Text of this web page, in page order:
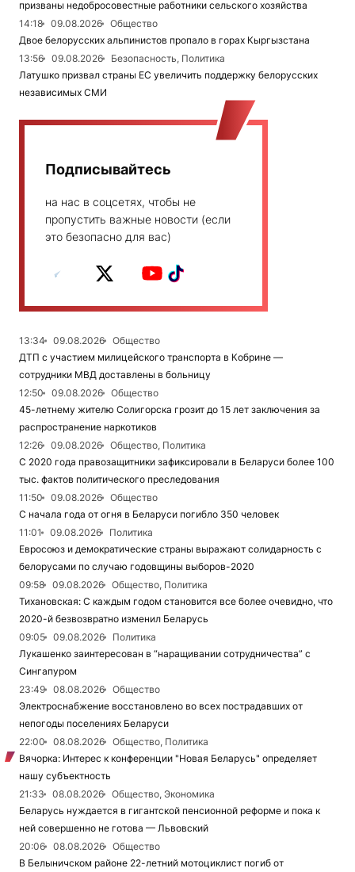
призваны недобросовестные работники сельского хозяйства
14:18
09.08.2026
Общество
Двое белорусских альпинистов пропало в горах Кыргызстана
13:56
09.08.2026
Безопасность, Политика
Латушко призвал страны ЕС увеличить поддержку белорусских
независимых СМИ
Подписывайтесь
на нас в соцсетях, чтобы не
пропустить важные новости (если
это безопасно для вас)
13:34 09.08.2026
Общество
ДТП с участием милицейского транспорта в Кобрине —
сотрудники МВД доставлены в больницу
12:50
09.08.2026
Общество
45-летнему жителю Солигорска грозит до 15 лет заключения за
распространение наркотиков
12:26
09.08.2026
Общество, Политика
С 2020 года правозащитники зафиксировали в Беларуси более 100
тыс. фактов политического преследования
11:50
09.08.2026
Общество
С начала года от огня в Беларуси погибло 350 человек
11:01
09.08.2026
Политика
Евросоюз и демократические страны выражают солидарность с
белорусами по случаю годовщины выборов-2020
09:58
09.08.2026
Общество, Политика
Тихановская: С каждым годом становится все более очевидно, что
2020-й безвозвратно изменил Беларусь
09:05
09.08.2026
Политика
Лукашенко заинтересован в “наращивании сотрудничества” с
Сингапуром
23:49
08.08.2026
Общество
Электроснабжение восстановлено во всех пострадавших от
непогоды поселениях Беларуси
22:00
08.08.2026
Общество, Политика
Вячорка: Интерес к конференции "Новая Беларусь" определяет
нашу субъектность
21:33
08.08.2026
Общество, Экономика
Беларусь нуждается в гигантской пенсионной реформе и пока к
ней совершенно не готова — Львовский
20:06
08.08.2026
Общество
В Белыничском районе 22-летний мотоциклист погиб от